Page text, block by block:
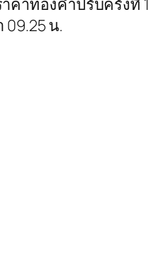
คาทองคำปรับครั้งที่
09.25 น.